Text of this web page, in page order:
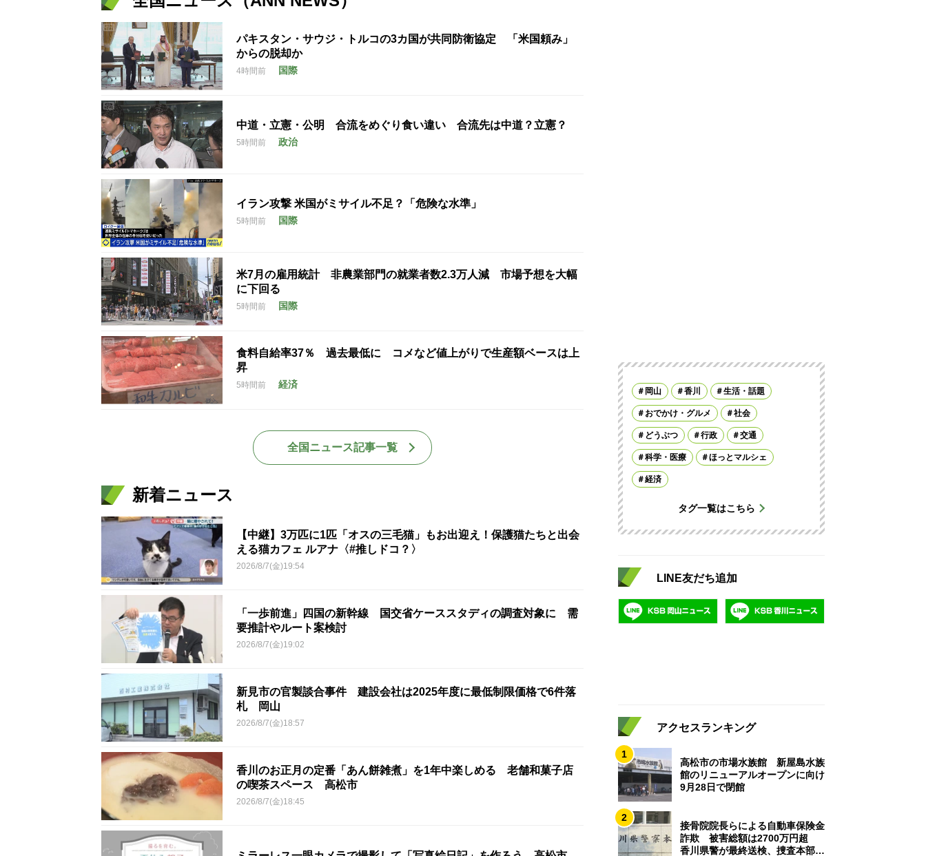
パキスタン・サウジ・トルコの3カ国が共同防衛協定 「米国頼み」
からの脱却か
4時間前 国際
中道・立憲・公明 合流をめぐり食い違い 合流先は中道？立憲？
5時間前 政治
イラン攻撃 米国がミサイル不足？「危険な水準」
5時間前 国際
米7月の雇用統計 非農業部門の就業者数2.3万人減 市場予想を大幅
に下回る
5時間前 国際
食料自給率37％ 過去最低に コメなど値上がりで生産額ベースは上
昇
5時間前 経済
全国ニュース記事一覧
新着ニュース
【中継】3万匹に1匹「オスの三毛猫」もお出迎え！保護猫たちと出会
える猫カフェ ルアナ〈#推しドコ？〉
2026/8/7(金)19:54
「一歩前進」四国の新幹線 国交省ケーススタディの調査対象に 需
要推計やルート案検討
2026/8/7(金)19:02
新見市の官製談合事件 建設会社は2025年度に最低制限価格で6件落
札 岡山
2026/8/7(金)18:57
香川のお正月の定番「あん餅雑煮」を1年中楽しめる 老舗和菓子店
の喫茶スペース 高松市
2026/8/7(金)18:45
岡山 香川 生活・話題
おでかけ・グルメ 社会
どうぶつ 行政 交通
科学・医療 ほっとマルシェ
経済
タグ一覧はこちら
LINE友だち追加
アクセスランキング
1
高松市の市場水族館 新屋島水族
館のリニューアルオープンに向け
9月28日で閉館
2
接骨院院長らによる自動車保険金
詐欺 被害総額は2700万円超
香川県警が最終送検、捜査本部解